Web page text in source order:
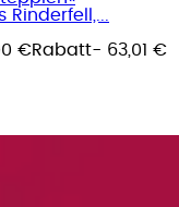
€Rabatt- 63,01 €